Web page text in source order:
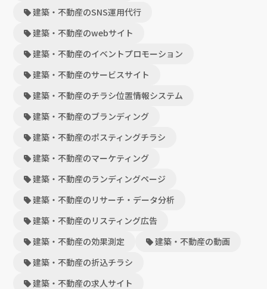
建築・不動産のSNS運用代行
建築・不動産のwebサイト
建築・不動産のイベントプロモーション
建築・不動産のサービスサイト
建築・不動産のチラシ位置情報システム
建築・不動産のブランディング
建築・不動産のポスティングチラシ
建築・不動産のマーケティング
建築・不動産のランディングページ
建築・不動産のリサーチ・データ分析
建築・不動産のリスティング広告
建築・不動産の効果測定
建築・不動産の動画
建築・不動産の折込チラシ
建築・不動産の求人サイト